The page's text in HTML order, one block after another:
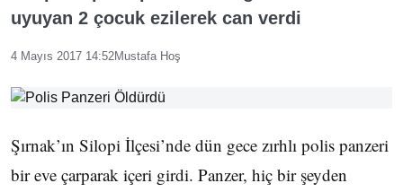
uyuyan 2 çocuk ezilerek can verdi
4 Mayıs 2017 14:52Mustafa Hoş
Şırnak’ın Silopi İlçesi’nde dün gece zırhlı polis panzeri
bir eve çarparak içeri girdi. Panzer, hiç bir şeyden